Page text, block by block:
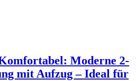
Moderne 2-
mit Aufzug – Ideal für